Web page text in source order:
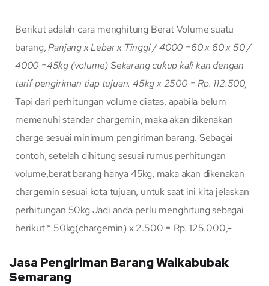
Berikut adalah cara menghitung Berat Volume suatu
barang,Panjang x Lebar x Tinggi / 4000 =60 x 60 x 50 /
4000 =45kg (volume)Sekarang cukup kali kan dengan
tarif pengiriman tiap tujuan. 45kg x 2500 = Rp. 112.500,-
Tapi dari perhitungan volume diatas, apabila belum
memenuhi standar chargemin, maka akan dikenakan
charge sesuai minimum pengiriman barang. Sebagai
contoh, setelah dihitung sesuai rumus perhitungan
volume,berat barang hanya 45kg, maka akan dikenakan
chargemin sesuai kota tujuan, untuk saat ini kita jelaskan
perhitungan 50kg Jadi anda perlu menghitung sebagai
berikut * 50kg(chargemin) x 2.500 = Rp. 125.000,-
Jasa Pengiriman Barang Waikabubak
Semarang